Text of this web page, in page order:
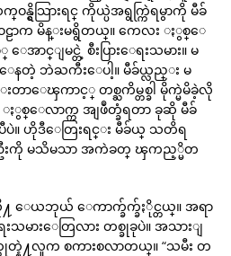
ရွိသြားရင္ ကိုယ္ပဲအရွက္ကြဲရမွာကို မီခ်
ဝဠာက မိန္းမရွိတယ္။ ကေလး ႏွစ္ေ
င္ျမင္တဲ့ စီးပြားေရးသမား။ မ
နတဲ့ ဘဲႀကီးေပါ့။ မီခ်ယ္လည္း မ
ာေၾကာင့္ တစ္ႀကိမ္တစ္ခါ မိုက္မဲမိခဲ့လို
ႏွစ္ေလာက္က အျဖဳတ္ခံရတာ ခုဆို မီခ်
ပဲ။ ဟိုဒီေတြးရင္း မီခ်ယ္ သတိရ
းကို မသိမသာ အကဲခတ္ ၾကည့္မိတ
လို႔ ေယဘုယ် ေကာက္ခ်က္ခ်ႏိုင္တယ္။ အရာ
သမားေတြလား တစ္ခုခုပဲ။ အသားျ
တ္တုတ္နဲ႔လူက စကားစလာတယ္။ “သမီး တ